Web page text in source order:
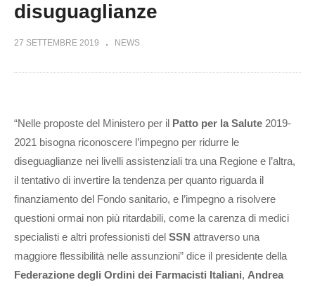
disuguaglianze
27 SETTEMBRE 2019 NEWS
“Nelle proposte del Ministero per il Patto per la Salute 2019-
2021 bisogna riconoscere l’impegno per ridurre le
diseguaglianze nei livelli assistenziali tra una Regione e l’altra,
il tentativo di invertire la tendenza per quanto riguarda il
finanziamento del Fondo sanitario, e l’impegno a risolvere
questioni ormai non più ritardabili, come la carenza di medici
specialisti e altri professionisti del SSN attraverso una
maggiore flessibilità nelle assunzioni” dice il presidente della
Federazione degli Ordini dei Farmacisti Italiani, Andrea